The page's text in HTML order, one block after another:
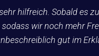
hilfreich. Sobald es
wir noch mehr
gut im